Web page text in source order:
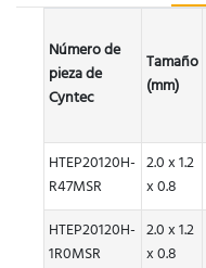
Número de
pieza de
Cyntec
Tamaño
(mm)
HTEP20120H-
R47MSR
2.0 x 1.2
x 0.8
HTEP20120H-
1R0MSR
2.0 x 1.2
x 0.8